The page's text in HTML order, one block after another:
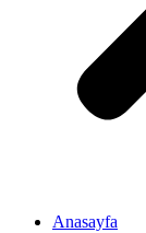
Anasayfa